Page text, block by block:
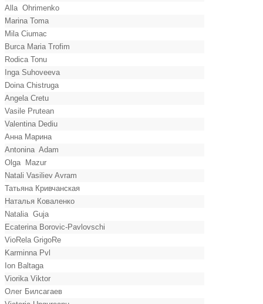
Alla Ohrimenko
Marina Toma
Mila Ciumac
Burca Maria Trofim
Rodica Tonu
Inga Suhoveeva
Doina Chistruga
Angela Cretu
Vasile Prutean
Valentina Dediu
Анна Марина
Antonina Adam
Olga Mazur
Natali Vasiliev Avram
Татьяна Кривчанская
Наталья Коваленко
Natalia Guja
Ecaterina Borovic-Pavlovschi
VioRela GrigoRe
Karminna Pvl
Ion Baltaga
Viorika Viktor
Олег Билсагаев